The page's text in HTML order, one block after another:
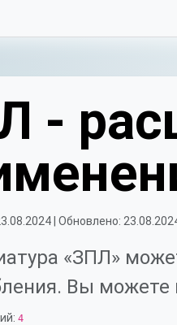
-
| Обновлено:
«ЗПЛ»
Вы можете
4